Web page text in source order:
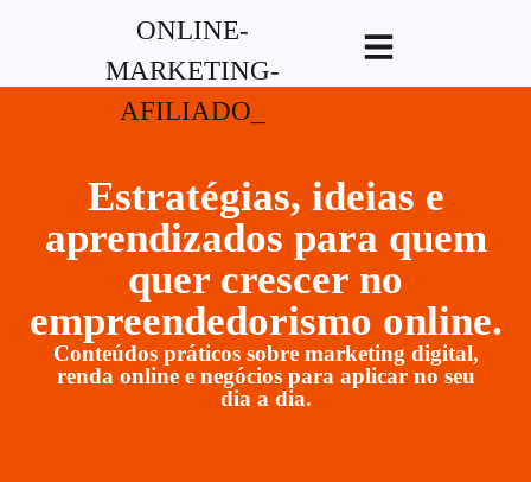
G-XVBZZCFH00pub-
5970489886047746AW-17954400846.
Estratégias, ideias e
aprendizados para quem
quer crescer no
empreendedorismo online.
Conteúdos práticos sobre marketing digital,
renda online e negócios para aplicar no seu
dia a dia.